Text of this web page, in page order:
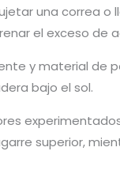
una correa o
el exceso de
y material de
bajo el sol.
superior,